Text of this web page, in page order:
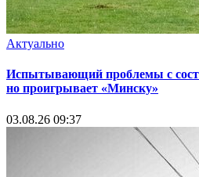
Актуально
Испытывающий проблемы с
но проигрывает «Минску»
03.08.26 09:37